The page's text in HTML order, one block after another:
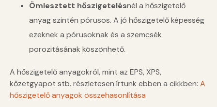
Ömlesztett hőszigetelésnél a hőszigetelő
anyag szintén pórusos. A jó hőszigetelő képesség
ezeknek a pórusoknak és a szemcsék
porozitásának köszönhető.
A hőszigetelő anyagokról, mint az EPS, XPS,
kőzetgyapot stb. részletesen írtunk ebben a cikkben: A
hőszigetelő anyagok összehasonlítása